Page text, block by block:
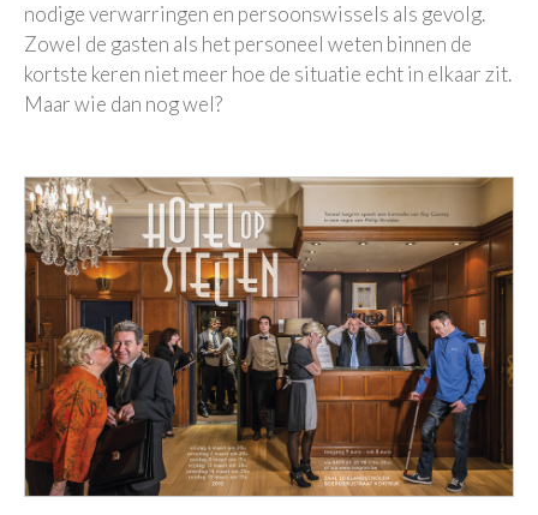
nodige verwarringen en persoonswissels als gevolg.
Zowel de gasten als het personeel weten binnen de
kortste keren niet meer hoe de situatie echt in elkaar zit.
Maar wie dan nog wel?